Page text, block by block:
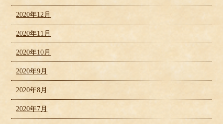
2020年12月
2020年11月
2020年10月
2020年9月
2020年8月
2020年7月